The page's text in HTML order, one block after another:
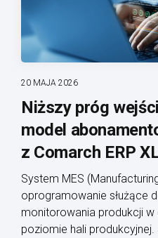
20 MAJA 2026
Niższy próg
model
z Comarch ERP
System MES
oprogramowanie służące
monitorowania produkcji
poziomie hali